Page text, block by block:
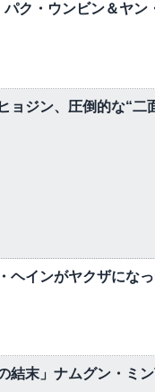
パク・ウンビン＆ヤ
ョジン、圧倒的な“
ヘインがヤクザにな
結末」ナムグン・ミ